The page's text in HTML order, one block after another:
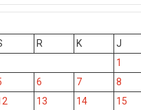
R K J
1
6 7 8
13 14 15